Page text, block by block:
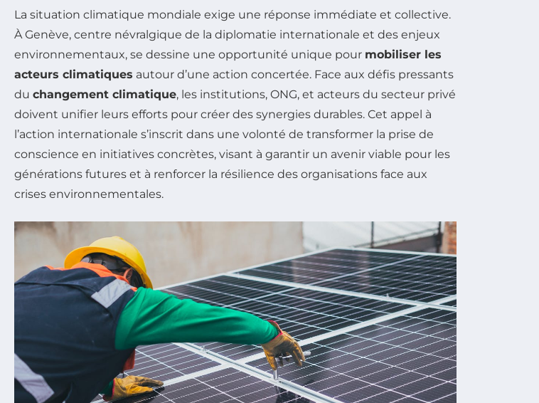
La situation climatique mondiale exige une réponse immédiate et collective.
À Genève, centre névralgique de la diplomatie internationale et des enjeux
environnementaux, se dessine une opportunité unique pour mobiliser les
acteurs climatiques autour d’une action concertée. Face aux défis pressants
du changement climatique, les institutions, ONG, et acteurs du secteur privé
doivent unifier leurs efforts pour créer des synergies durables. Cet appel à
l’action internationale s’inscrit dans une volonté de transformer la prise de
conscience en initiatives concrètes, visant à garantir un avenir viable pour les
générations futures et à renforcer la résilience des organisations face aux
crises environnementales.